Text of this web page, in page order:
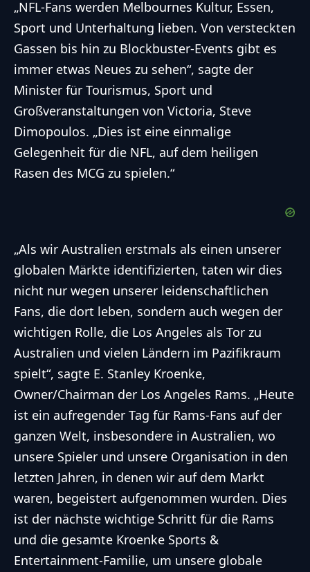
„NFL-Fans werden Melbournes Kultur, Essen,
Sport und Unterhaltung lieben. Von versteckten
Gassen bis hin zu Blockbuster-Events gibt es
immer etwas Neues zu sehen“, sagte der
Minister für Tourismus, Sport und
Großveranstaltungen von Victoria, Steve
Dimopoulos. „Dies ist eine einmalige
Gelegenheit für die NFL, auf dem heiligen
Rasen des MCG zu spielen.“
„Als wir Australien erstmals als einen unserer
globalen Märkte identifizierten, taten wir dies
nicht nur wegen unserer leidenschaftlichen
Fans, die dort leben, sondern auch wegen der
wichtigen Rolle, die Los Angeles als Tor zu
Australien und vielen Ländern im Pazifikraum
spielt“, sagte E. Stanley Kroenke,
Owner/Chairman der Los Angeles Rams. „Heute
ist ein aufregender Tag für Rams-Fans auf der
ganzen Welt, insbesondere in Australien, wo
unsere Spieler und unsere Organisation in den
letzten Jahren, in denen wir auf dem Markt
waren, begeistert aufgenommen wurden. Dies
ist der nächste wichtige Schritt für die Rams
und die gesamte Kroenke Sports &
Entertainment-Familie, um unsere globale